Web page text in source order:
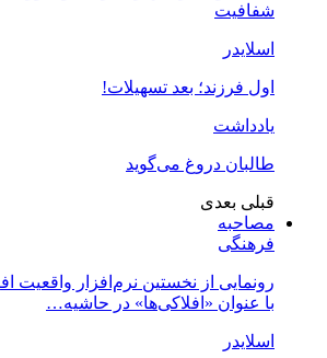
شفافیت
اسلایدر
اول فرزند؛ بعد تسهیلات!
یادداشت
طالبان دروغ می‌گوید
قبلی بعدی
مصاحبه
فرهنگی
رونمایی از نخستین نرم‌افزار واقعیت
با عنوان «افلاکی‌ها» در حاشیه…
اسلایدر